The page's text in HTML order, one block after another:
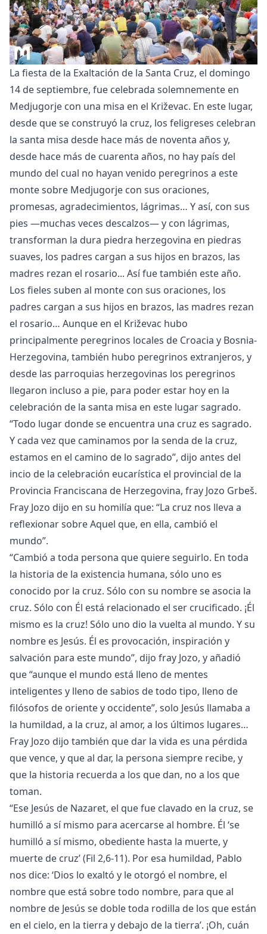
La fiesta de la Exaltación de la Santa Cruz, el domingo
14 de septiembre, fue celebrada solemnemente en
Medjugorje con una misa en el Križevac. En este lugar,
desde que se construyó la cruz, los feligreses celebran
la santa misa desde hace más de noventa años y,
desde hace más de cuarenta años, no hay país del
mundo del cual no hayan venido peregrinos a este
monte sobre Medjugorje con sus oraciones,
promesas, agradecimientos, lágrimas… Y así, con sus
pies —muchas veces descalzos— y con lágrimas,
transforman la dura piedra herzegovina en piedras
suaves, los padres cargan a sus hijos en brazos, las
madres rezan el rosario... Así fue también este año.
Los fieles suben al monte con sus oraciones, los
padres cargan a sus hijos en brazos, las madres rezan
el rosario… Aunque en el Križevac hubo
principalmente peregrinos locales de Croacia y Bosnia-
Herzegovina, también hubo peregrinos extranjeros, y
desde las parroquias herzegovinas los peregrinos
llegaron incluso a pie, para poder estar hoy en la
celebración de la santa misa en este lugar sagrado.
“Todo lugar donde se encuentra una cruz es sagrado.
Y cada vez que caminamos por la senda de la cruz,
estamos en el camino de lo sagrado”, dijo antes del
incio de la celebración eucarística el provincial de la
Provincia Franciscana de Herzegovina, fray Jozo Grbeš.
Fray Jozo dijo en su homilía que: “La cruz nos lleva a
reflexionar sobre Aquel que, en ella, cambió el
mundo”.
“Cambió a toda persona que quiere seguirlo. En toda
la historia de la existencia humana, sólo uno es
conocido por la cruz. Sólo con su nombre se asocia la
cruz. Sólo con Él está relacionado el ser crucificado. ¡Él
mismo es la cruz! Sólo uno dio la vuelta al mundo. Y su
nombre es Jesús. Él es provocación, inspiración y
salvación para este mundo”, dijo fray Jozo, y añadió
que “aunque el mundo está lleno de mentes
inteligentes y lleno de sabios de todo tipo, lleno de
filósofos de oriente y occidente”, solo Jesús llamaba a
la humildad, a la cruz, al amor, a los últimos lugares…
Fray Jozo dijo también que dar la vida es una pérdida
que vence, y que al dar, la persona siempre recibe, y
que la historia recuerda a los que dan, no a los que
toman.
“Ese Jesús de Nazaret, el que fue clavado en la cruz, se
humilló a sí mismo para acercarse al hombre. Él ‘se
humilló a sí mismo, obediente hasta la muerte, y
muerte de cruz’ (Fil 2,6-11). Por esa humildad, Pablo
nos dice: ‘Dios lo exaltó y le otorgó el nombre, el
nombre que está sobre todo nombre, para que al
nombre de Jesús se doble toda rodilla de los que están
en el cielo, en la tierra y debajo de la tierra’. ¡Oh, cuán